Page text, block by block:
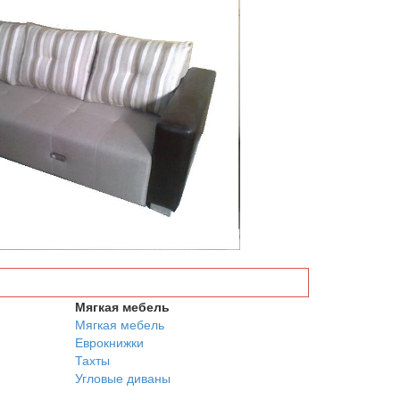
Мягкая мебель
Мягкая мебель
Еврокнижки
Тахты
Угловые диваны